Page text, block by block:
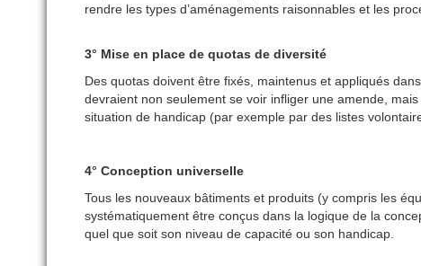
rendre les types d’aménagements raisonnables et les
3° Mise en place de quotas de diversité
Des quotas doivent être fixés, maintenus et appliqués
devraient non seulement se voir infliger une amende,
situation de handicap (par exemple par des listes
4° Conception universelle
Tous les nouveaux bâtiments et produits (y compris les
systématiquement être conçus dans la logique de la
quel que soit son niveau de capacité ou son handicap.